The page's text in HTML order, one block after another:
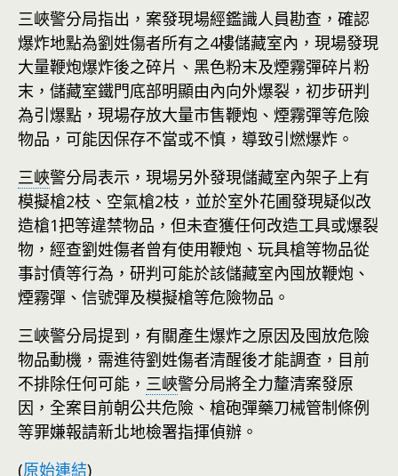
三峽警分局指出，案發現場經鑑識人員勘查，確認
爆炸地點為劉姓傷者所有之4樓儲藏室內，現場發現
大量鞭炮爆炸後之碎片、黑色粉末及煙霧彈碎片粉
末，儲藏室鐵門底部明顯由內向外爆裂，初步研判
為引爆點，現場存放大量市售鞭炮、煙霧彈等危險
物品，可能因保存不當或不慎，導致引燃爆炸。
三峽警分局表示，現場另外發現儲藏室內架子上有
模擬槍2枝、空氣槍2枝，並於室外花圃發現疑似改
造槍1把等違禁物品，但未查獲任何改造工具或爆裂
物，經查劉姓傷者曾有使用鞭炮、玩具槍等物品從
事討債等行為，研判可能於該儲藏室內囤放鞭炮、
煙霧彈、信號彈及模擬槍等危險物品。
三峽警分局提到，有關產生爆炸之原因及囤放危險
物品動機，需進待劉姓傷者清醒後才能調查，目前
不排除任何可能， 三峽警分局將全力釐清案發原
因，全案目前朝公共危險、槍砲彈藥刀械管制條例
等罪嫌報請新北地檢署指揮偵辦。
(原始連結)